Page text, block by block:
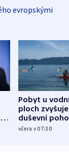
evropskými
Pobyt u
ploch zvyšuje
duševní
ukázala
včera v 07:30